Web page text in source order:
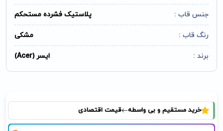
جنس قاب : پلاستیک فشرده مستحکم
رنگ قاب : مشکی
برند : ایسر (Acer)
خرید مستقیم و بی واسطه قیمت اقتصادی